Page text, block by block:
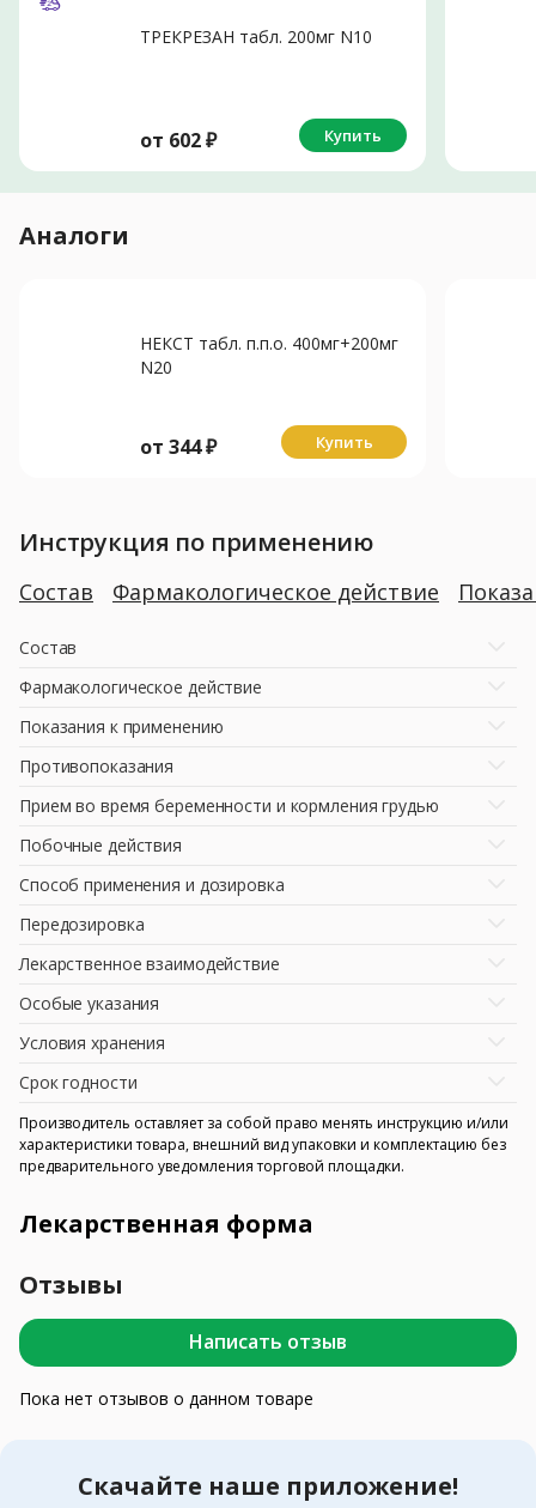
ТРЕКРЕЗАН табл. 200мг N10
от 602₽ Купить
Аналоги
НЕКСТ табл. п.п.о. 400мг+200мг
N20
от 344₽ Купить
Инструкция по применению
Состав Фармакологическое действие
Состав
Фармакологическое действие
Показания к применению
Противопоказания
Прием во время беременности и кормления грудью
Побочные действия
Способ применения и дозировка
Передозировка
Лекарственное взаимодействие
Особые указания
Условия хранения
Срок годности
Производитель оставляет за собой право менять инструкцию и/или
характеристики товара, внешний вид упаковки и комплектацию без
предварительного уведомления торговой площадки.
Лекарственная форма
Отзывы
Написать отзыв
Пока нет отзывов о данном товаре
Скачайте наше приложение!